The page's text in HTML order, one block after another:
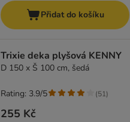
Přidat do košíku
Trixie deka plyšová KENNY
D 150 x Š 100 cm, šedá
255 Kč
Rating: 3.9/5 (51)